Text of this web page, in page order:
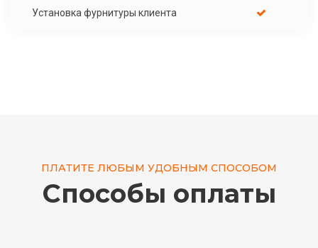
Установка фурнитуры клиента
ПЛАТИТЕ ЛЮБЫМ УДОБНЫМ СПОСОБОМ
Способы оплаты